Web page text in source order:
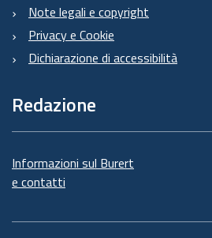
Note legali e copyright
Privacy e Cookie
Dichiarazione di accessibilità
Redazione
Informazioni sul Burert
e contatti